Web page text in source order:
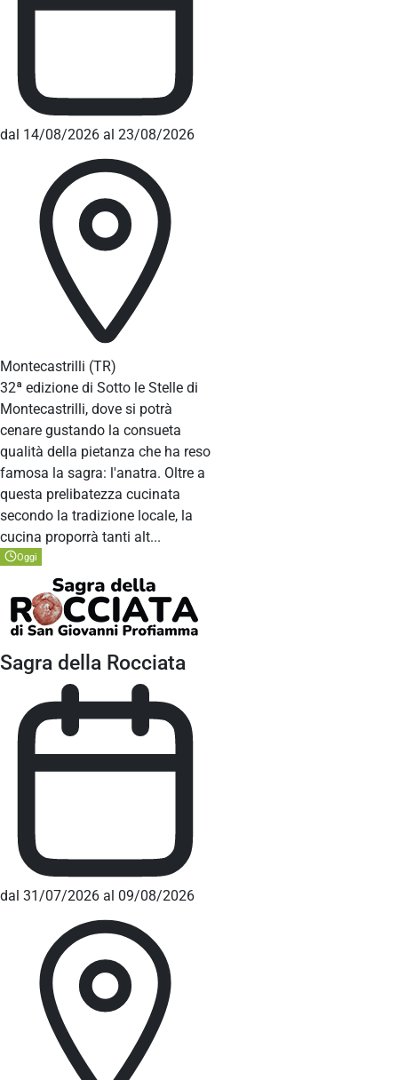
dal 14/08/2026 al 23/08/2026
Montecastrilli (TR)
32ª edizione di Sotto le Stelle di
Montecastrilli, dove si potrà
cenare gustando la consueta
qualità della pietanza che ha reso
famosa la sagra: l'anatra. Oltre a
questa prelibatezza cucinata
secondo la tradizione locale, la
cucina proporrà tanti alt...
Oggi
Sagra della Rocciata
dal 31/07/2026 al 09/08/2026